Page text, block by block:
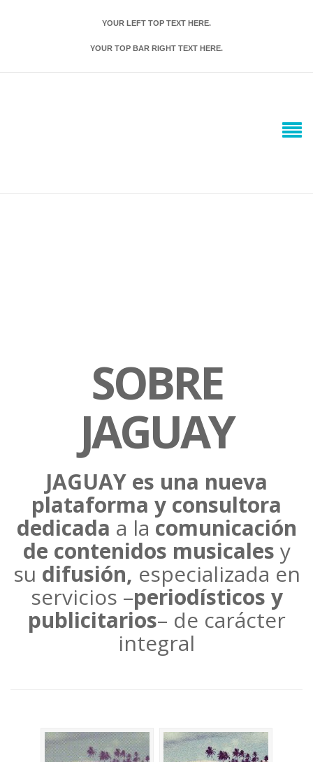
YOUR LEFT TOP TEXT HERE.
YOUR TOP BAR RIGHT TEXT HERE.
SOBRE
JAGUAY
JAGUAY es una nueva
plataforma y consultora
dedicada a la comunicación
de contenidos musicales y
su difusión, especializada en
servicios –periodísticos y
publicitarios– de carácter
integral